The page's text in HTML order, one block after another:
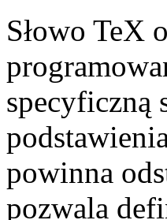
Słowo TeX
specyficzną
powinna
pozwala